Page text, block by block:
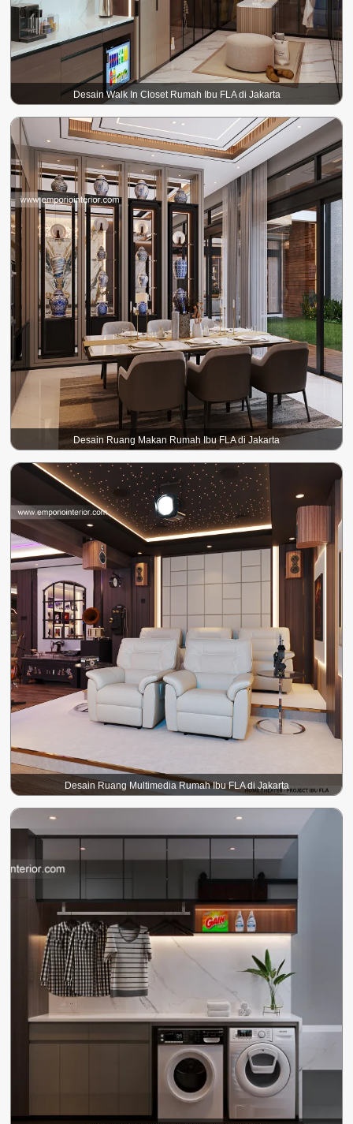
Desain Walk In Closet Rumah Ibu FLA di Jakarta
Desain Ruang Makan Rumah Ibu FLA di Jakarta
Desain Ruang Multimedia Rumah Ibu FLA di Jakarta